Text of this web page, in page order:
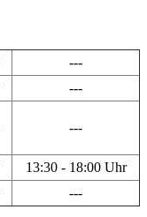
---
---
---
13:30 - 18:00 Uhr
---